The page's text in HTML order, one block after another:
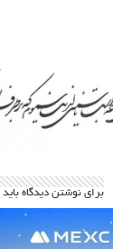
برای نوشتن دیدگاه باید